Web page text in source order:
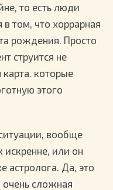
то есть люди
том, что хоррарная
рождения. Просто
струится не
карта. которые
этого
вообще
искренне, или он
астролога. Да, это
очень сложная